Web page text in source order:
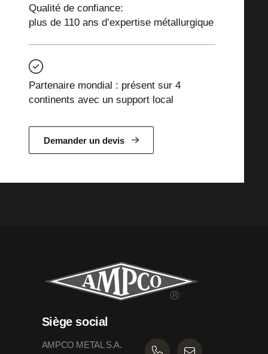
Qualité de confiance:
plus de 110 ans d’expertise métallurgique
Partenaire mondial : présent sur 4
continents avec un support local
Demander un devis
Siège social
AMPCO METAL S.A.